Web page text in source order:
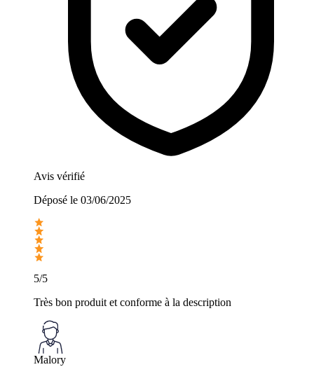
Avis vérifié
Déposé le 03/06/2025
5/5
Très bon produit et conforme à la description
Malory